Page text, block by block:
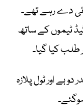
دکھائی دے رہے تھے۔
ٹیموں کے ساتھ
طلب کیا گیا۔
سالہ دھرمیندر دوبے اور ٹول پلازہ